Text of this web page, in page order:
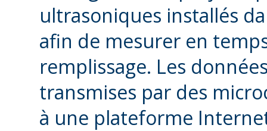
ultrasoniques installés
afin de mesurer en
remplissage. Les
transmises par des
à une plateforme